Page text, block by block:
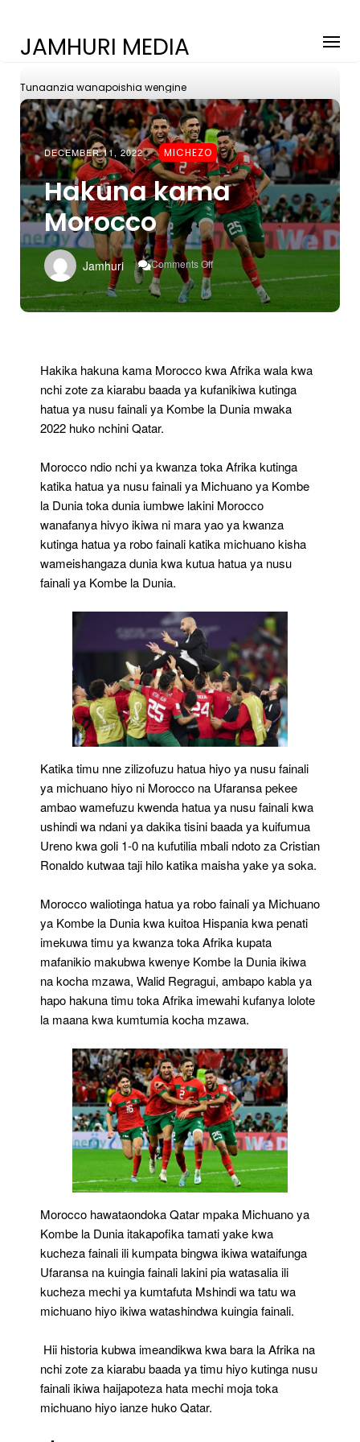
JAMHURI MEDIA
Tunaanzia wanapoishia wengine
DECEMBER 11, 2022 MICHEZO
Hakuna kama
Morocco
Jamhuri Comments Off
On
Hakuna
Kama
Hakika hakuna kama Morocco kwa Afrika wala kwa
nchi zote za kiarabu baada ya kufanikiwa kutinga
hatua ya nusu fainali ya Kombe la Dunia mwaka
2022 huko nchini Qatar.
Morocco ndio nchi ya kwanza toka Afrika kutinga
katika hatua ya nusu fainali ya Michuano ya Kombe
la Dunia toka dunia iumbwe lakini Morocco
wanafanya hivyo ikiwa ni mara yao ya kwanza
kutinga hatua ya robo fainali katika michuano kisha
wameishangaza dunia kwa kutua hatua ya nusu
fainali ya Kombe la Dunia.
Katika timu nne zilizofuzu hatua hiyo ya nusu fainali
ya michuano hiyo ni Morocco na Ufaransa pekee
ambao wamefuzu kwenda hatua ya nusu fainali kwa
ushindi wa ndani ya dakika tisini baada ya kuifumua
Ureno kwa goli 1-0 na kufutilia mbali ndoto za Cristian
Ronaldo kutwaa taji hilo katika maisha yake ya soka.
Morocco waliotinga hatua ya robo fainali ya Michuano
ya Kombe la Dunia kwa kuitoa Hispania kwa penati
imekuwa timu ya kwanza toka Afrika kupata
mafanikio makubwa kwenye Kombe la Dunia ikiwa
na kocha mzawa, Walid Regragui, ambapo kabla ya
hapo hakuna timu toka Afrika imewahi kufanya lolote
la maana kwa kumtumia kocha mzawa.
Morocco hawataondoka Qatar mpaka Michuano ya
Kombe la Dunia itakapofika tamati yake kwa
kucheza fainali ili kumpata bingwa ikiwa wataifunga
Ufaransa na kuingia fainali lakini pia watasalia ili
kucheza mechi ya kumtafuta Mshindi wa tatu wa
michuano hiyo ikiwa watashindwa kuingia fainali.
Hii historia kubwa imeandikwa kwa bara la Afrika na
nchi zote za kiarabu baada ya timu hiyo kutinga nusu
fainali ikiwa haijapoteza hata mechi moja toka
michuano hiyo ianze huko Qatar.